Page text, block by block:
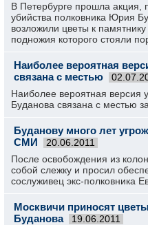
В Петербурге прошла
убийства полковника Юрия
возложили цветы к
подножия которого стояли
Наиболее вероятная
связана с местью
Наиболее вероятная версия
Буданова связана с местью
Буданову много лет
СМИ
20.06.2011
После освобождения из
собой слежку и просил
сослуживец экс-полковника
Москвичи приносят
Буданова
19.06.2011